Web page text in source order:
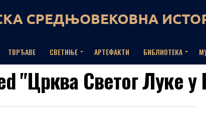
ТВРЂАВЕ СВЕТИЊЕ АРТЕФАКТИ БИБЛИОТЕКА
"Црква Светог Луке у